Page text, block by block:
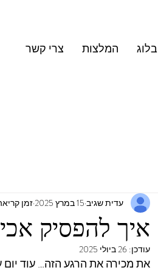
צרי קשר המלצות בלוג
איך להפסיק
עדית שגיב 15 במרץ 2025 זמן קריאה 2
עודכן: 26 ביולי 2025
את מכירה את הרגע הזה… עוד יום